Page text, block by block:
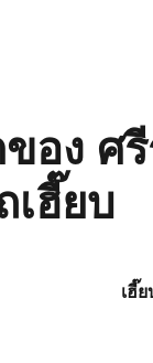
รน
ยบ
ของ ศ
เฮี๊ยบ
เฮี๊